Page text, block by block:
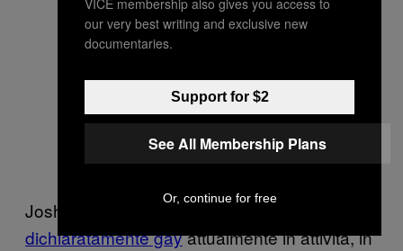
Josh Cavallo, l’unicocalciatore professionista
dichiaratamente gayattualmente in attività, in
our very best writing and exclusive new
documentaries.
Support for $2
See All Membership Plans
Or, continue for free